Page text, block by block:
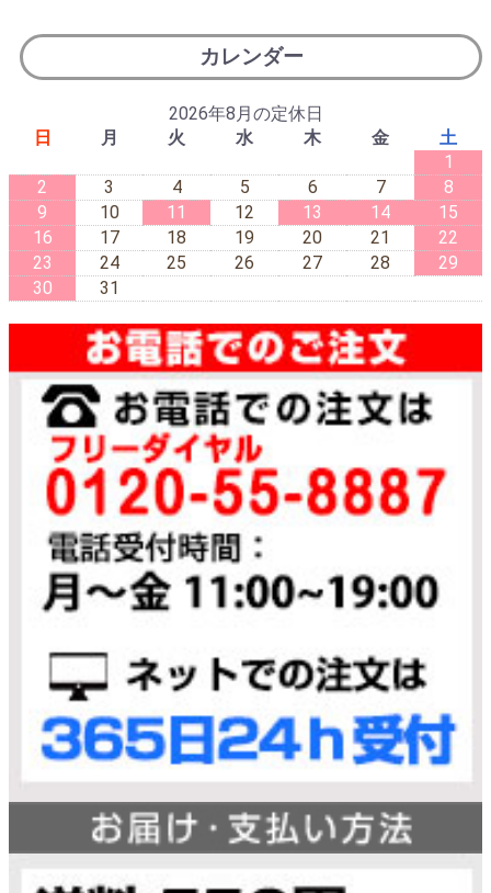
カレンダー
2026年8月の定休日
日
月 火 水 木 金
土
1
2
3 4 5 6 7
8
9
10 11 12 13 14
15
16
17 18 19 20 21
22
23
24 25 26 27 28
29
30
31